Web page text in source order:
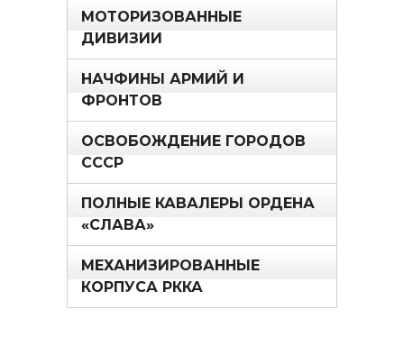
МОТОРИЗОВАННЫЕ
ДИВИЗИИ
НАЧФИНЫ АРМИЙ И
ФРОНТОВ
ОСВОБОЖДЕНИЕ ГОРОДОВ
СССР
ПОЛНЫЕ КАВАЛЕРЫ ОРДЕНА
«СЛАВА»
МЕХАНИЗИРОВАННЫЕ
КОРПУСА РККА